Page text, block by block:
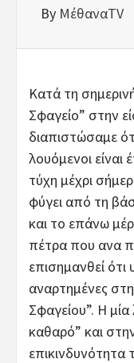
By ΜέθαναTV
Κατά τη
Σφαγείο” στην
διαπιστώσαμε
λουόμενοι είναι
τύχη μέχρι
φύγει από τη
και το επάνω
πέτρα που ανα
επισημανθεί
αναρτημένες
Σφαγείου”. Η μία
καθαρό” και
επικινδυνότητα